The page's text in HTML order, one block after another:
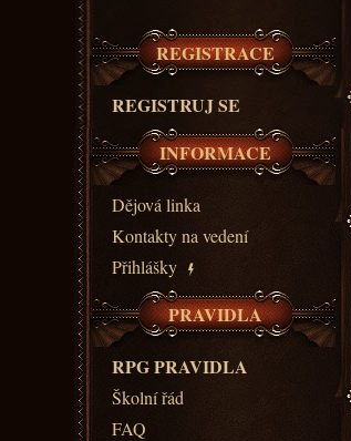
REGISTRACE
REGISTRUJ SE
INFORMACE
Dějová linka
Kontakty na vedení
Přihlášky
PRAVIDLA
RPG PRAVIDLA
Školní řád
FAQ